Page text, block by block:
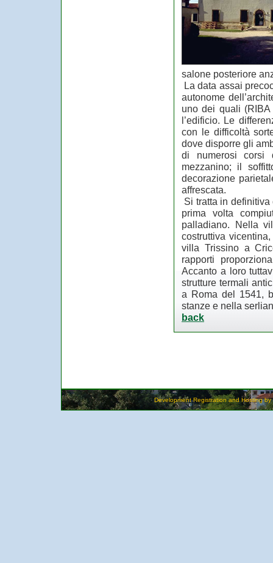
salone posteriore
La data assai
autonome
uno dei quali
l’edificio. Le
con le difficoltà
dove disporre gli
di numerosi corsi
mezzanino; il
decorazione
affrescata.
Si tratta in
prima volta
palladiano. Nella
costruttiva
villa Trissino a
rapporti
Accanto a loro
strutture termali
a Roma del 1541,
stanze e nella
back
Development Registration and Hosting by